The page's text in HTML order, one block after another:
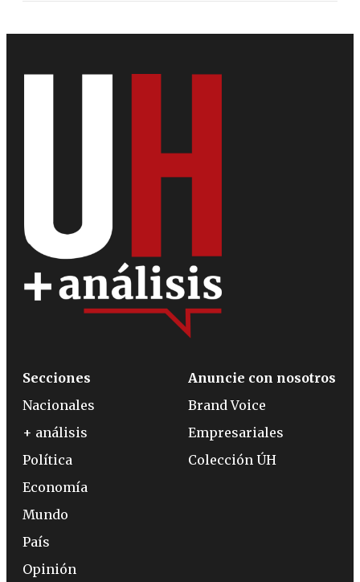
Secciones
Nacionales
+ análisis
Política
Economía
Mundo
País
Opinión
Anuncie con nosotros
Brand Voice
Empresariales
Colección ÚH